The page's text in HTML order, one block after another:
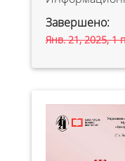
Завершено:
Янв. 21, 2025, 1